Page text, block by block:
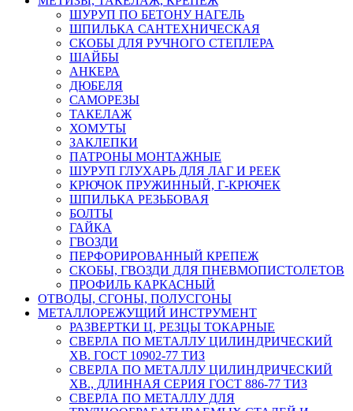
ШУРУП ПО БЕТОНУ НАГЕЛЬ
ШПИЛЬКА САНТЕХНИЧЕСКАЯ
СКОБЫ ДЛЯ РУЧНОГО СТЕПЛЕРА
ШАЙБЫ
АНКЕРА
ДЮБЕЛЯ
САМОРЕЗЫ
ТАКЕЛАЖ
ХОМУТЫ
ЗАКЛЕПКИ
ПАТРОНЫ МОНТАЖНЫЕ
ШУРУП ГЛУХАРЬ ДЛЯ ЛАГ И РЕЕК
КРЮЧОК ПРУЖИННЫЙ, Г-КРЮЧЕК
ШПИЛЬКА РЕЗЬБОВАЯ
БОЛТЫ
ГАЙКА
ГВОЗДИ
ПЕРФОРИРОВАННЫЙ КРЕПЕЖ
СКОБЫ, ГВОЗДИ ДЛЯ ПНЕВМОПИСТОЛЕТОВ
ПРОФИЛЬ КАРКАСНЫЙ
ОТВОДЫ, СГОНЫ, ПОЛУСГОНЫ
МЕТАЛЛОРЕЖУЩИЙ ИНСТРУМЕНТ
РАЗВЕРТКИ Ц, РЕЗЦЫ ТОКАРНЫЕ
СВЕРЛА ПО МЕТАЛЛУ ЦИЛИНДРИЧЕСКИЙ
ХВ. ГОСТ 10902-77 ТИЗ
СВЕРЛА ПО МЕТАЛЛУ ЦИЛИНДРИЧЕСКИЙ
ХВ., ДЛИННАЯ СЕРИЯ ГОСТ 886-77 ТИЗ
СВЕРЛА ПО МЕТАЛЛУ ДЛЯ